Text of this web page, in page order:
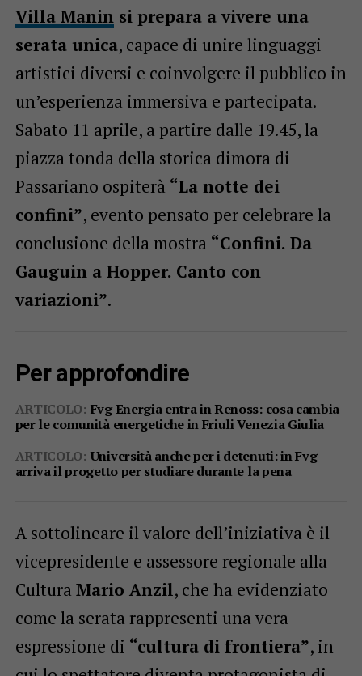
Villa Maninsi prepara a vivere una
serata unica, capace di unire linguaggi
artistici diversi e coinvolgere il pubblico in
un’esperienza immersiva e partecipata.
Sabato 11 aprile, a partire dalle 19.45, la
piazza tonda della storica dimora di
Passariano ospiterà “La notte dei
confini”, evento pensato per celebrare la
conclusione della mostra “Confini. Da
Gauguin a Hopper. Canto con
variazioni”.
Per approfondire
ARTICOLO: Fvg Energia entra in Renoss: cosa cambia
per le comunità energetiche in Friuli Venezia Giulia
ARTICOLO: Università anche per i detenuti: in Fvg
arriva il progetto per studiare durante la pena
A sottolineare il valore dell’iniziativa è il
vicepresidente e assessore regionale alla
Cultura Mario Anzil, che ha evidenziato
come la serata rappresenti una vera
espressione di “cultura di frontiera”, in